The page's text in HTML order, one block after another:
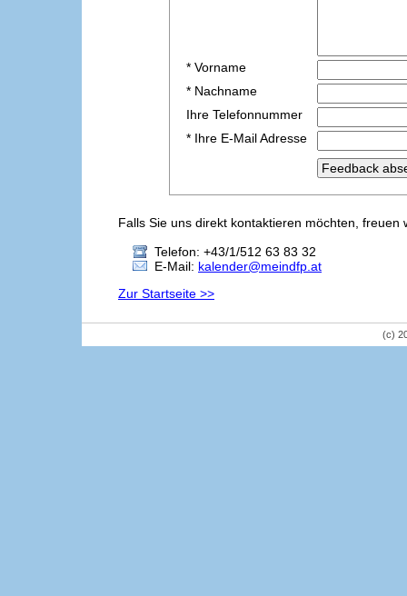
* Vorname
* Nachname
Ihre Telefonnummer
* Ihre E-Mail Adresse
Falls Sie uns direkt kontaktieren möchten,
Telefon: +43/1/512 63 83 32
E-Mail: kalender@meindfp.at
Zur Startseite >>
(c)